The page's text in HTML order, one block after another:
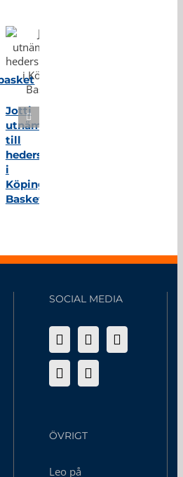
Jotti
utnämnd
till
hedersmedlem
i
Köping
Basket
SOCIAL MEDIA
ÖVRIGT
Leo på